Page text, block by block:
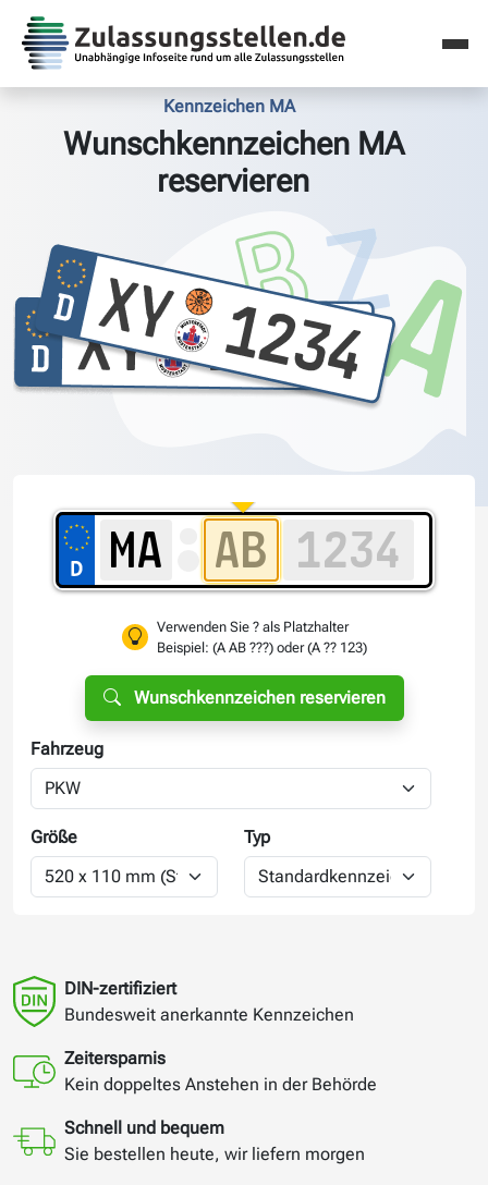
Kennzeichen MA
Wunschkennzeichen MA
reservieren
Verwenden Sie ? als Platzhalter
Beispiel: (A AB ???) oder (A ?? 123)
Wunschkennzeichen reservieren
Fahrzeug
Größe Typ
DIN-zertifiziert
Bundesweit anerkannte Kennzeichen
Zeitersparnis
Kein doppeltes Anstehen in der Behörde
Schnell und bequem
Sie bestellen heute, wir liefern morgen